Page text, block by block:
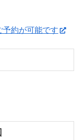
予約が可能です